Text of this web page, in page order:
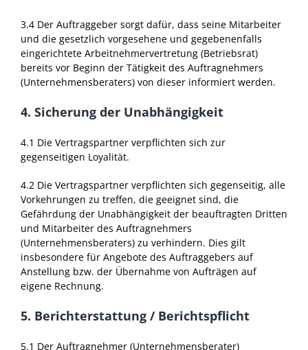
3.4 Der Auftraggeber sorgt dafür, dass seine Mitarbeiter
und die gesetzlich vorgesehene und gegebenenfalls
eingerichtete Arbeitnehmervertretung (Betriebsrat)
bereits vor Beginn der Tätigkeit des Auftragnehmers
(Unternehmensberaters) von dieser informiert werden.
4. Sicherung der Unabhängigkeit
4.1 Die Vertragspartner verpflichten sich zur
gegenseitigen Loyalität.
4.2 Die Vertragspartner verpflichten sich gegenseitig, alle
Vorkehrungen zu treffen, die geeignet sind, die
Gefährdung der Unabhängigkeit der beauftragten Dritten
und Mitarbeiter des Auftragnehmers
(Unternehmensberaters) zu verhindern. Dies gilt
insbesondere für Angebote des Auftraggebers auf
Anstellung bzw. der Übernahme von Aufträgen auf
eigene Rechnung.
5. Berichterstattung / Berichtspflicht
5.1 Der Auftragnehmer (Unternehmensberater)